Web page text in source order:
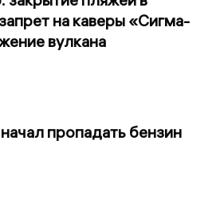
на каверы «Сигма-
вулкана
пропадать бензин